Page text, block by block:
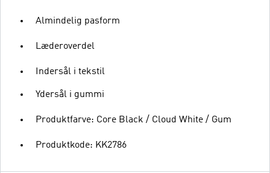
Almindelig pasform
Læderoverdel
Indersål i tekstil
Ydersål i gummi
Produktfarve: Core Black / Cloud White / Gum
Produktkode: KK2786